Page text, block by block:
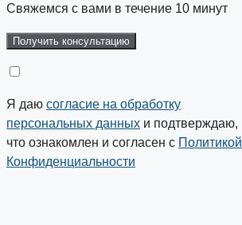
Свяжемся с вами в течение 10 минут
Я даю согласие на обработку
персональных данных и подтверждаю,
что ознакомлен и согласен с Политикой
Конфиденциальности